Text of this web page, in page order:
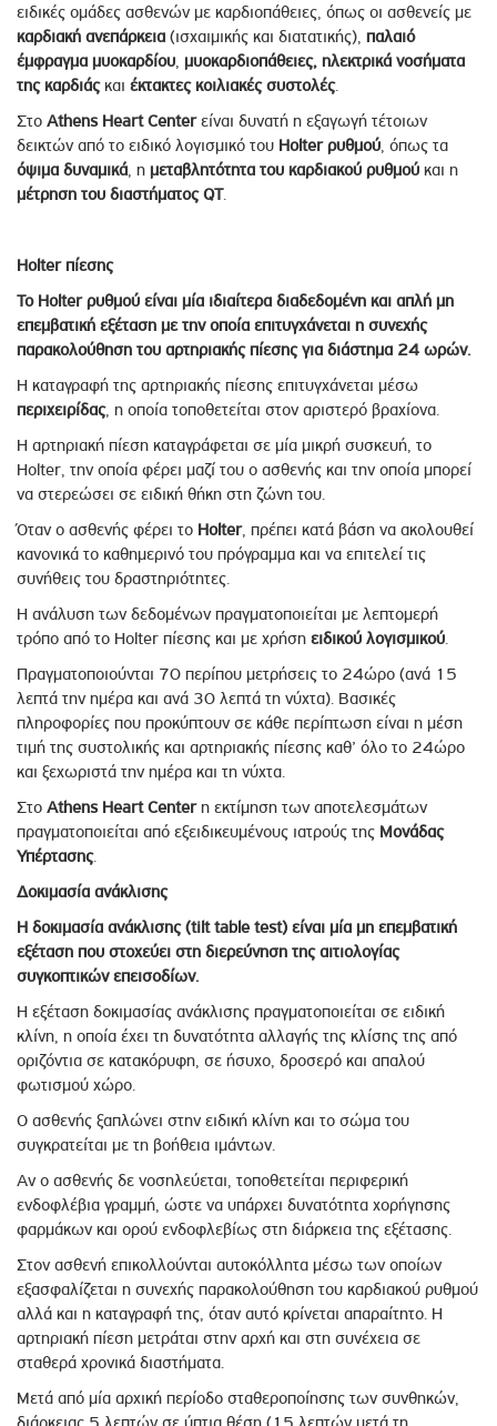
ειδικές ομάδες ασθενών με καρδιοπάθειες, όπως οι ασθενείς με
καρδιακή ανεπάρκεια (ισχαιμικής και διατατικής), παλαιό
έμφραγμα μυοκαρδίου, μυοκαρδιοπάθειες, ηλεκτρικά νοσήματα
της καρδιάςκαι έκτακτες κοιλιακές συστολές.
Στο Athens Heart Centerείναι δυνατή η εξαγωγή τέτοιων
δεικτών από το ειδικό λογισμικό του Holter ρυθμού, όπως τα
όψιμα δυναμικά, η μεταβλητότητα του καρδιακού ρυθμού και η
μέτρηση του διαστήματος QT.
Holter πίεσης
Το Holter ρυθμού είναι μία ιδιαίτερα διαδεδομένη και απλή μη
επεμβατική εξέταση με την οποία επιτυγχάνεται η συνεχής
παρακολούθηση του αρτηριακής πίεσης για διάστημα 24 ωρών.
Η καταγραφή της αρτηριακής πίεσης επιτυγχάνεται μέσω
περιχειρίδας, η οποία τοποθετείται στον αριστερό βραχίονα.
Η αρτηριακή πίεση καταγράφεται σε μία μικρή συσκευή, το
Holter, την οποία φέρει μαζί του ο ασθενής και την οποία μπορεί
να στερεώσει σε ειδική θήκη στη ζώνη του.
Όταν ο ασθενής φέρει το Holter, πρέπει κατά βάση να ακολουθεί
κανονικά το καθημερινό του πρόγραμμα και να επιτελεί τις
συνήθεις του δραστηριότητες.
Η ανάλυση των δεδομένων πραγματοποιείται με λεπτομερή
τρόπο από το Holter πίεσης και με χρήση ειδικού λογισμικού.
Πραγματοποιούνται 70 περίπου μετρήσεις το 24ώρο (ανά 15
λεπτά την ημέρα και ανά 30 λεπτά τη νύχτα). Βασικές
πληροφορίες που προκύπτουν σε κάθε περίπτωση είναι η μέση
τιμή της συστολικής και αρτηριακής πίεσης καθ’ όλο το 24ώρο
και ξεχωριστά την ημέρα και τη νύχτα.
Στο Athens Heart Centerη εκτίμηση των αποτελεσμάτων
πραγματοποιείται από εξειδικευμένους ιατρούς της Μονάδας
Υπέρτασης.
Δοκιμασία ανάκλισης
Η δοκιμασία ανάκλισης (tilt table test) είναι μία μη επεμβατική
εξέταση που στοχεύει στη διερεύνηση της αιτιολογίας
συγκοπτικών επεισοδίων.
Η εξέταση δοκιμασίας ανάκλισης πραγματοποιείται σε ειδική
κλίνη, η οποία έχει τη δυνατότητα αλλαγής της κλίσης της από
οριζόντια σε κατακόρυφη, σε ήσυχο, δροσερό και απαλού
φωτισμού χώρο.
Ο ασθενής ξαπλώνει στην ειδική κλίνη και το σώμα του
συγκρατείται με τη βοήθεια ιμάντων.
Αν ο ασθενής δε νοσηλεύεται, τοποθετείται περιφερική
ενδοφλέβια γραμμή, ώστε να υπάρχει δυνατότητα χορήγησης
φαρμάκων και ορού ενδοφλεβίως στη διάρκεια της εξέτασης.
Στον ασθενή επικολλούνται αυτοκόλλητα μέσω των οποίων
εξασφαλίζεται η συνεχής παρακολούθηση του καρδιακού ρυθμού
αλλά και η καταγραφή της, όταν αυτό κρίνεται απαραίτητο. Η
αρτηριακή πίεση μετράται στην αρχή και στη συνέχεια σε
σταθερά χρονικά διαστήματα.
Μετά από μία αρχική περίοδο σταθεροποίησης των συνθηκών,